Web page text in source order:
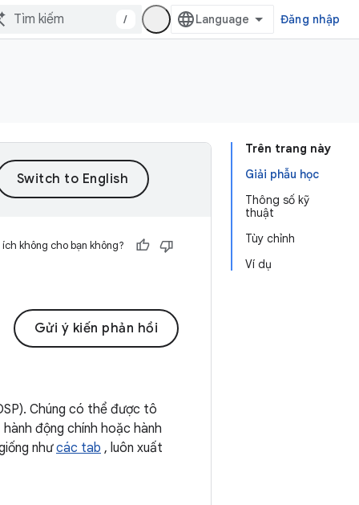
/ Đăng nhập
Trên trang này
Giải phẫu học
Thông số kỹ
thuật
Tùy chỉnh
Ví dụ
không cho bạn không?
Gửi ý kiến phản hồi
Chúng có thể được tô
động chính hoặc hành
nhưcác tab , luôn xuất